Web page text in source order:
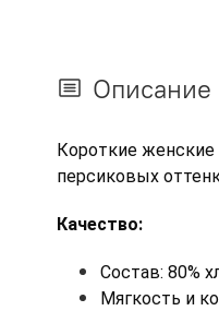
Описание
Короткие женские
персиковых
Качество:
Состав: 80%
Мягкость и